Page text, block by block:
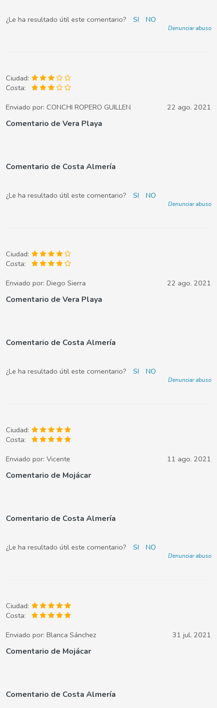
¿Le ha resultado útil este comentario? SI NO
Denunciar abuso
Ciudad:
Costa:
Enviado por: CONCHI ROPERO GUILLEN 22 ago. 2021
Comentario de Vera Playa
Comentario de Costa Almería
¿Le ha resultado útil este comentario? SI NO
Denunciar abuso
Ciudad:
Costa:
Enviado por: Diego Sierra 22 ago. 2021
Comentario de Vera Playa
Comentario de Costa Almería
¿Le ha resultado útil este comentario? SI NO
Denunciar abuso
Ciudad:
Costa:
Enviado por: Vicente 11 ago. 2021
Comentario de Mojácar
Comentario de Costa Almería
¿Le ha resultado útil este comentario? SI NO
Denunciar abuso
Ciudad:
Costa:
Enviado por: Blanca Sánchez 31 jul. 2021
Comentario de Mojácar
Comentario de Costa Almería